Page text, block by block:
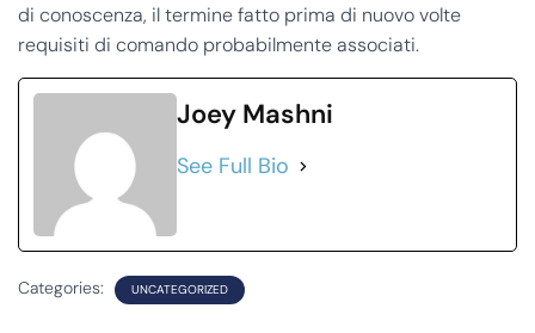
di conoscenza, il termine fatto prima di nuovo volte
requisiti di comando probabilmente associati.
Joey Mashni
See Full Bio
Categories: UNCATEGORIZED